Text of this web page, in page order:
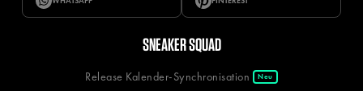
SNEAKER SQUAD
Release Kalender-Synchronisation Neu